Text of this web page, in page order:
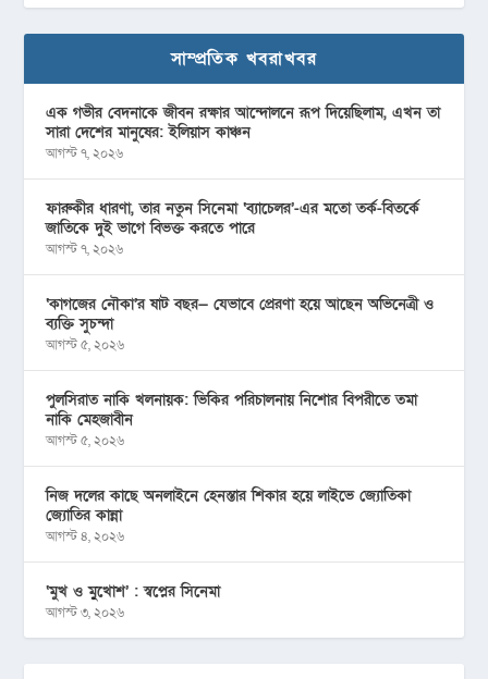
সাম্প্রতিক খবরাখবর
এক গভীর বেদনাকে জীবন রক্ষার আন্দোলনে রূপ দিয়েছিলাম, এখন তা
সারা দেশের মানুষের: ইলিয়াস কাঞ্চন
আগস্ট ৭, ২০২৬
ফারুকীর ধারণা, তার নতুন সিনেমা ‘ব্যাচেলর’-এর মতো তর্ক-বিতর্কে
জাতিকে দুই ভাগে বিভক্ত করতে পারে
আগস্ট ৭, ২০২৬
‘কাগজের নৌকা’র ষাট বছর— যেভাবে প্রেরণা হয়ে আছেন অভিনেত্রী ও
ব্যক্তি সুচন্দা
আগস্ট ৫, ২০২৬
পুলসিরাত নাকি খলনায়ক: ভিকির পরিচালনায় নিশোর বিপরীতে তমা
নাকি মেহজাবীন
আগস্ট ৫, ২০২৬
নিজ দলের কাছে অনলাইনে হেনস্তার শিকার হয়ে লাইভে জ্যোতিকা
জ্যোতির কান্না
আগস্ট ৪, ২০২৬
‘মুখ ও মু্খোশ’ : স্বপ্নের সিনেমা
আগস্ট ৩, ২০২৬